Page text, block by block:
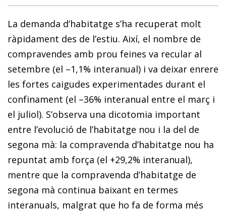
La demanda d’habitatge s’ha recuperat molt
ràpidament des de l’estiu. Així, el nombre de
compravendes amb prou feines va recular al
setembre (el –1,1% interanual) i va deixar enrere
les fortes caigudes experimentades durant el
confinament (el –36% interanual entre el març i
el juliol). S’observa una dicotomia important
entre l’evolució de l’habitatge nou i la del de
segona mà: la compravenda d’habitatge nou ha
repuntat amb força (el +29,2% interanual),
mentre que la compravenda d’habitatge de
segona mà continua baixant en termes
interanuals, malgrat que ho fa de forma més